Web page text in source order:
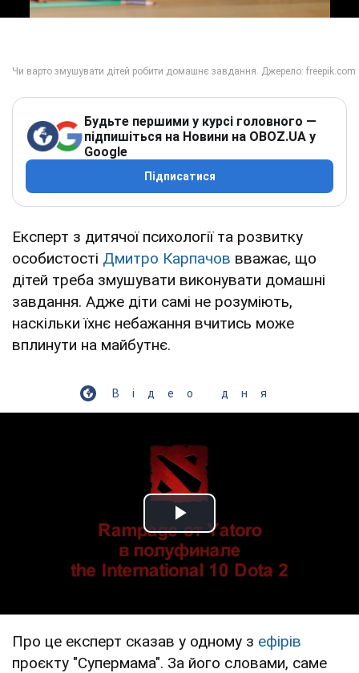
Будьте першими у курсі головного —
підпишіться на Новини на OBOZ.UA у
Google
Підписатися
Експерт з дитячої психології та розвитку
особистості Дмитро Карпачов вважає, що
дітей треба змушувати виконувати домашні
завдання. Адже діти самі не розуміють,
наскільки їхнє небажання вчитись може
вплинути на майбутнє.
Відео дня
Play Video
Про це експерт сказав у одному з ефірів
проєкту "Супермама". За його словами, саме